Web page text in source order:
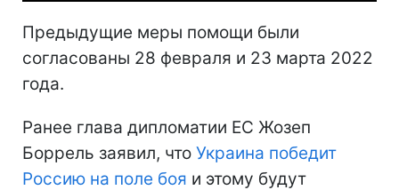
Предыдущие меры помощи были
согласованы 28 февраля и 23 марта 2022
года.
Ранее глава дипломатии ЕС Жозеп
Боррель заявил, что Украина победит
Россию на поле боя и этому будут